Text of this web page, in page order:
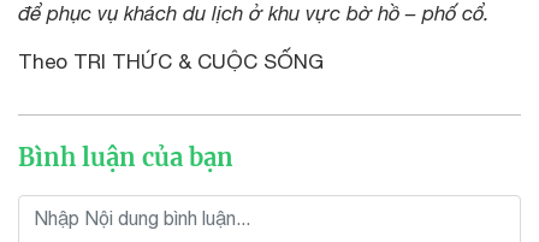
để phục vụ khách du lịch ở khu vực bờ hồ – phố cổ.
Theo TRI THỨC & CUỘC SỐNG
Bình luận của bạn